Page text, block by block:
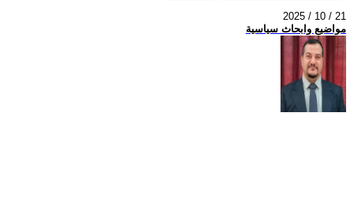
2025 / 10 / 21
مواضيع وابحاث سياسية